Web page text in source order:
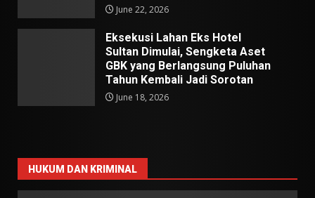
June 22, 2026
Eksekusi Lahan Eks Hotel
Sultan Dimulai, Sengketa Aset
GBK yang Berlangsung Puluhan
Tahun Kembali Jadi Sorotan
June 18, 2026
HUKUM DAN KRIMINAL